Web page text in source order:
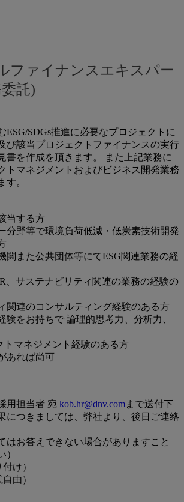
ファイナンスエキスパー
託)
ESG/SDGs推進に必要なプロジェクトに
び該当プロジェクトファイナンスの実行
書を作成を頂きます。 また上記業務に
トマネジメントおよびビジネス開発業務
す。
当する方
分野等で環境負荷低減・低炭素技術開発
関また公共団体等にてESG関連業務の経
、サステナビリティ関連の業務の経験の
関連のコンサルティング経験のある方
験をお持ちで 論理的思考力、分析力、
マネジメント経験のある方
あれば尚可
用担当者 宛 kob.hr@dnv.comまで送付下
につきましては、弊社より、後日ご連絡
はお答えできない場合がありますこと
）
け）
由）